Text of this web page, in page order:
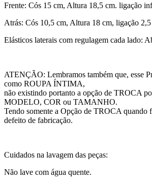
Frente: Cós 15 cm, Altura 18,5 cm. ligação
Atrás: Cós 10,5 cm, Altura 18 cm, ligação
Elásticos laterais com regulagem cada lado:
ATENÇÃO: Lembramos também que, esse
como ROUPA ÍNTIMA,
não existindo portanto a opção de TROCA
MODELO, COR ou TAMANHO.
Tendo somente a Opção de TROCA quando
defeito de fabricação.
Cuidados na lavagem das peças:
Não lave com água quente.